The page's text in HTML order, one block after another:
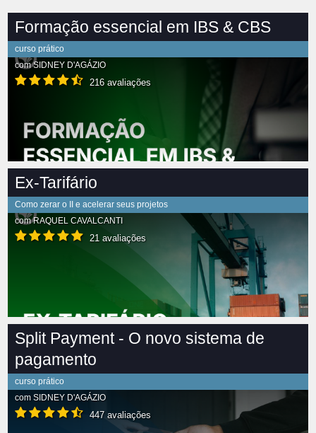
Formação essencial em IBS & CBS
curso prático
comSIDNEY D'AGÁZIO
216 avaliações
Ex-Tarifário
Como zerar o II e acelerar seus projetos
comRAQUEL CAVALCANTI
21 avaliações
Split Payment - O novo sistema de
pagamento
curso prático
com SIDNEY D'AGÁZIO
447 avaliações